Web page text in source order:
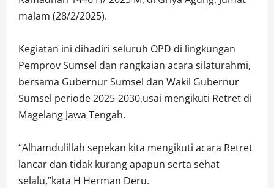
malam (28/2/2025).
Kegiatan ini dihadiri seluruh OPD di lingkungan
Pemprov Sumsel dan rangkaian acara silaturahmi,
bersama Gubernur Sumsel dan Wakil Gubernur
Sumsel periode 2025-2030,usai mengikuti Retret di
Magelang Jawa Tengah.
“Alhamdulillah sepekan kita mengikuti acara Retret
lancar dan tidak kurang apapun serta sehat
selalu,”kata H Herman Deru.